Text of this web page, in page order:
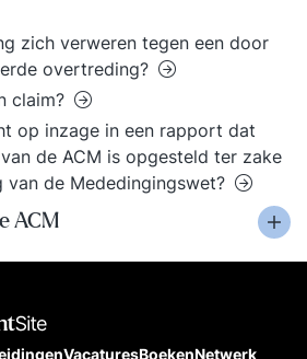
zich verweren tegen een door
overtreding?
claim?
op inzage in een rapport dat
de ACM is opgesteld ter zake
de Mededingingswet?
ACM
VacaturesBoekenNetwerk